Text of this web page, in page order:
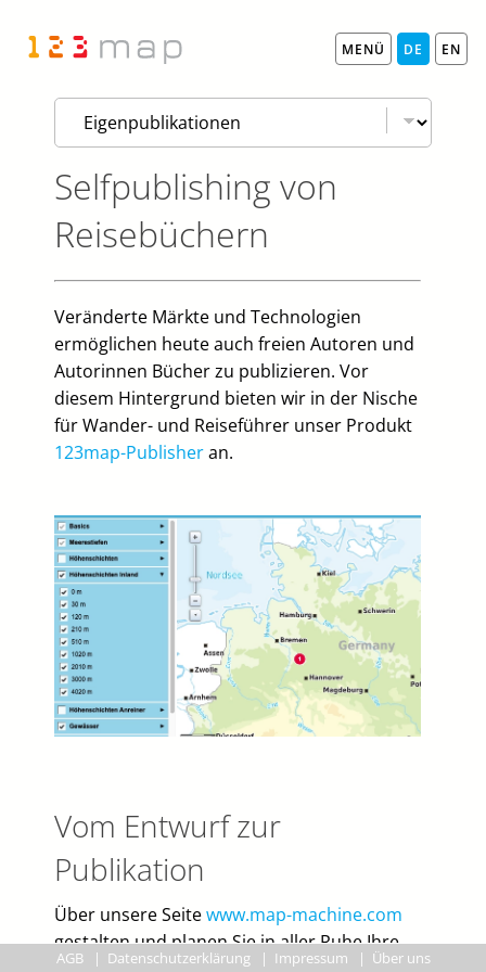
MENÜ DE EN
Selfpublishing von
Reisebüchern
Veränderte Märkte und Technologien
ermöglichen heute auch freien Autoren und
Autorinnen Bücher zu publizieren. Vor
diesem Hintergrund bieten wir in der Nische
für Wander- und Reiseführer unser Produkt
123map-Publisheran.
Vom Entwurf zur
Publikation
Über unsere Seitewww.map-machine.com
gestalten und planen Sie in aller Ruhe Ihre
AGB | Datenschutzerklärung | Impressum | Über uns